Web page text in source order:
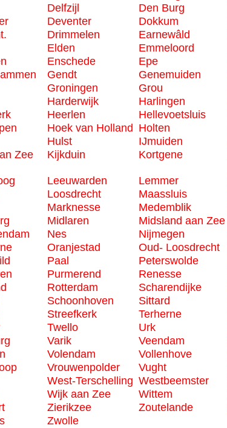
Delfzijl Den Burg
Deventer Dokkum
Drimmelen Earnewâld
Elden Emmeloord
Enschede Epe
Gendt Genemuiden
Groningen Grou
Harderwijk Harlingen
Heerlen Hellevoetsluis
Hoek van Holland Holten
Hulst IJmuiden
Zee Kijkduin Kortgene
Leeuwarden Lemmer
Loosdrecht Maassluis
Marknesse Medemblik
Midlaren Midsland aan Zee
Nes Nijmegen
Oranjestad Oud- Loosdrecht
Paal Peterswolde
Purmerend Renesse
Rotterdam Scharendijke
Schoonhoven Sittard
Streefkerk Terherne
Twello Urk
Varik Veendam
Volendam Vollenhove
Vrouwenpolder Vught
West-Terschelling Westbeemster
Wijk aan Zee Wittem
Zierikzee Zoutelande
Zwolle